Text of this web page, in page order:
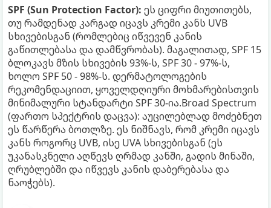
SPF (Sun Protection Factor): ეს ციფრი მიუთითებს,
თუ რამდენად კარგად იცავს კრემი კანს UVB
სხივებისგან (რომლებიც იწვევენ კანის
გაწითლებასა და დამწვრობას). მაგალითად, SPF 15
ბლოკავს მზის სხივების 93%-ს, SPF 30 - 97%-ს,
ხოლო SPF 50 - 98%-ს. დერმატოლოგების
რეკომენდაციით, ყოველდღიური მოხმარებისთვის
მინიმალური სტანდარტი SPF 30-ია.Broad Spectrum
(ფართო სპექტრის დაცვა): აუცილებლად მოძებნეთ
ეს წარწერა ბოთლზე. ეს ნიშნავს, რომ კრემი იცავს
კანს როგორც UVB, ისე UVA სხივებისგან (ეს
უკანასკნელი აღწევს ღრმად კანში, გადის მინაში,
ღრუბლებში და იწვევს კანის დაბერებასა და
ნაოჭებს).